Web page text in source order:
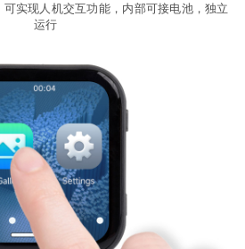
实现人机交互功能，内部可接电池，独立
运行